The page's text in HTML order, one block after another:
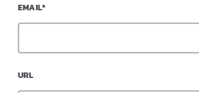
EMAIL*
URL